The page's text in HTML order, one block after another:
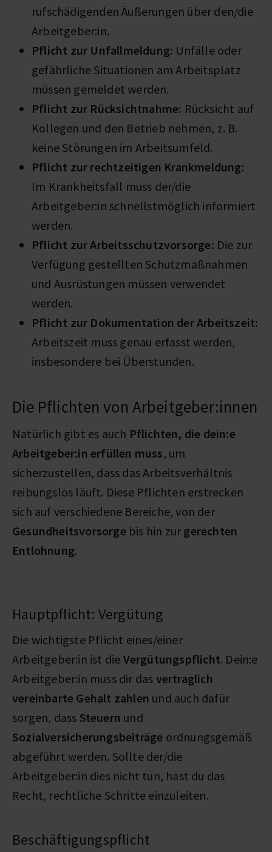
rufschädigenden Äußerungen über den/die
Arbeitgeber:in.
Pflicht zur Unfallmeldung: Unfälle oder
gefährliche Situationen am Arbeitsplatz
müssen gemeldet werden.
Pflicht zur Rücksichtnahme: Rücksicht auf
Kollegen und den Betrieb nehmen, z. B.
keine Störungen im Arbeitsumfeld.
Pflicht zur rechtzeitigen Krankmeldung:
Im Krankheitsfall muss der/die
Arbeitgeber:in schnellstmöglich informiert
werden.
Pflicht zur Arbeitsschutzvorsorge: Die zur
Verfügung gestellten Schutzmaßnahmen
und Ausrüstungen müssen verwendet
werden.
Pflicht zur Dokumentation der Arbeitszeit:
Arbeitszeit muss genau erfasst werden,
insbesondere bei Überstunden.
Die Pflichten von Arbeitgeber:innen
Natürlich gibt es auch Pflichten, die dein:e
Arbeitgeber:in erfüllen muss, um
sicherzustellen, dass das Arbeitsverhältnis
reibungslos läuft. Diese Pflichten erstrecken
sich auf verschiedene Bereiche, von der
Gesundheitsvorsorge bis hin zur gerechten
Entlohnung.
Hauptpflicht: Vergütung
Die wichtigste Pflicht eines/einer
Arbeitgeber:in ist die Vergütungspflicht. Dein:e
Arbeitgeber:in muss dir das vertraglich
vereinbarte Gehalt zahlen und auch dafür
sorgen, dass Steuern und
Sozialversicherungsbeiträge ordnungsgemäß
abgeführt werden. Sollte der/die
Arbeitgeber:in dies nicht tun, hast du das
Recht, rechtliche Schritte einzuleiten.
Beschäftigungspflicht